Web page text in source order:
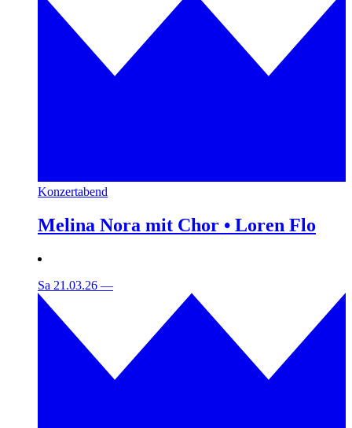
Konzertabend
Melina Nora mit Chor • Loren Flo
Sa 21.03.26 —